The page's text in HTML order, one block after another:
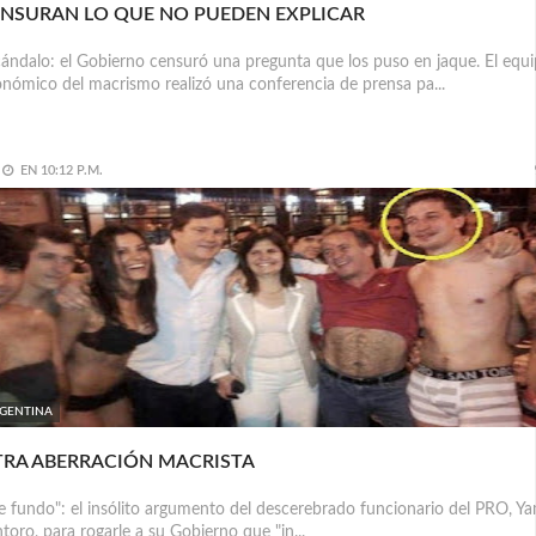
LO QUE NO PUEDEN EXPLICAR
el Gobierno censuró una pregunta que los puso en jaque. El
del macrismo realizó una conferencia de prensa pa...
EN 10:12 P.M.
ABERRACIÓN MACRISTA
fundo": el insólito argumento del descerebrado funcionario del PRO,
para rogarle a su Gobierno que "in...